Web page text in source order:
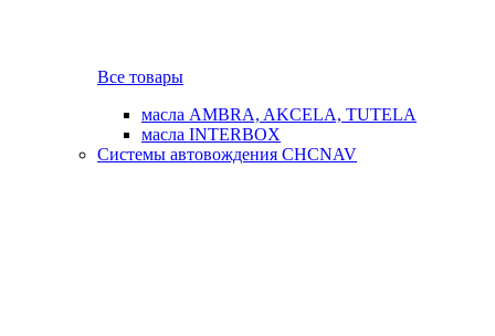
Все товары
масла AMBRA, AKCELA, TUTELA
масла INTERBOX
Системы автовождения CHCNAV